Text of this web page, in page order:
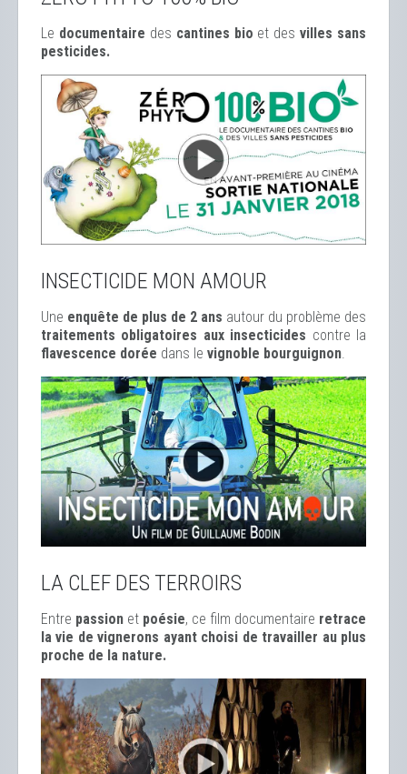
Le documentaire des cantines bio et desvilles sans
pesticides.
INSECTICIDE MON AMOUR
Une enquête de plus de 2 ans autour du problème des
traitements obligatoires aux insecticides contre la
flavescence dorée dans le vignoble bourguignon.
LA CLEF DES TERROIRS
Entre passion et poésie, ce film documentaire retrace
la vie de vignerons ayant choisi de travailler au plus
proche de la nature.